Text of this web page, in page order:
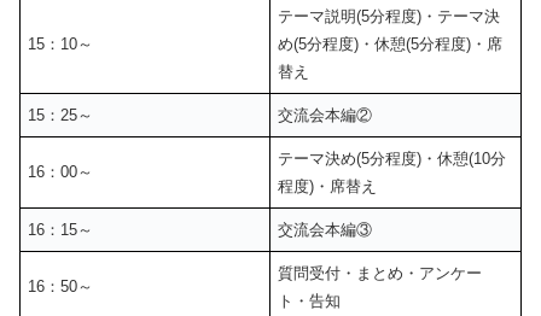
15：10～
テーマ説明(5分程度)・テーマ決
め(5分程度)・休憩(5分程度)・席
替え
15：25～ 交流会本編②
16：00～
テーマ決め(5分程度)・休憩(10分
程度)・席替え
16：15～ 交流会本編③
16：50～
質問受付・まとめ・アンケー
ト・告知